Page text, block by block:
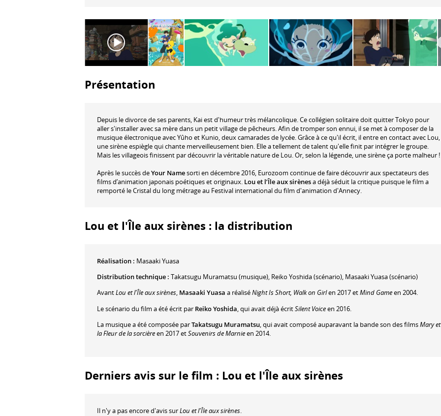
Présentation
Depuis le divorce de ses parents, Kai est d'humeur très mélancolique. Ce collégien solitaire doit quitter Tokyo pour
aller s'installer avec sa mère dans un petit village de pêcheurs. Afin de tromper son ennui, il se met à composer de la
musique électronique avec Yûho et Kunio, deux camarades de lycée. Grâce à ce qu'il écrit, il entre en contact avec Lou,
une sirène espiègle qui chante merveilleusement bien. Elle a tellement de talent qu'elle finit par intégrer le groupe.
Mais les villageois finissent par découvrir la véritable nature de Lou. Or, selon la légende, une sirène ça porte malheur !
Après le succès deYour Namesorti en décembre 2016, Eurozoom continue de faire découvrir aux spectateurs des
films d’animation japonais poétiques et originaux. Lou et l’Île aux sirènesa déjà séduit la critique puisque le film a
remporté le Cristal du long métrage au Festival international du film d'animation d'Annecy.
Lou et l'Île aux sirènes : la distribution
Réalisation : Masaaki Yuasa
Distribution technique : Takatsugu Muramatsu (musique), Reiko Yoshida(scénario), Masaaki Yuasa(scénario)
AvantLou et l'Île aux sirènes, Masaaki Yuasa a réaliséNight Is Short, Walk on Girlen 2017 etMind Gameen 2004.
Le scénario du film a été écrit par Reiko Yoshida, qui avait déjà écritSilent Voiceen 2016.
La musique a été composée parTakatsugu Muramatsu, qui avait composé auparavant la bande son des filmsMary et
la Fleur de la sorcièreen 2017 etSouvenirs de Marnieen 2014.
Derniers avis sur le film : Lou et l'Île aux sirènes
Il n'y a pas encore d'avis surLou et l'Île aux sirènes.